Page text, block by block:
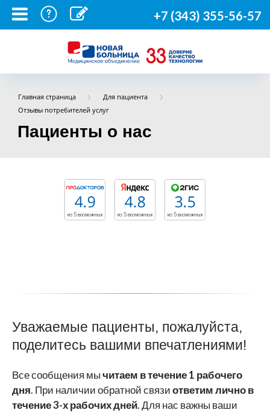
+7 (343) 355-56-57
Главная страница
Для пациента
Отзывы потребителей услуг
Пациенты о нас
Уважаемые пациенты, пожалуйста,
поделитесь вашими впечатлениями!
Все сообщения мы читаем в течение 1 рабочего
дня. При наличии обратной связи ответим лично в
течение 3-х рабочих дней. Для нас важны ваши